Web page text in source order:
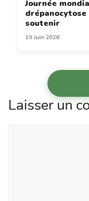
Journée
soutenir
19 Juin 2026
Laisser un